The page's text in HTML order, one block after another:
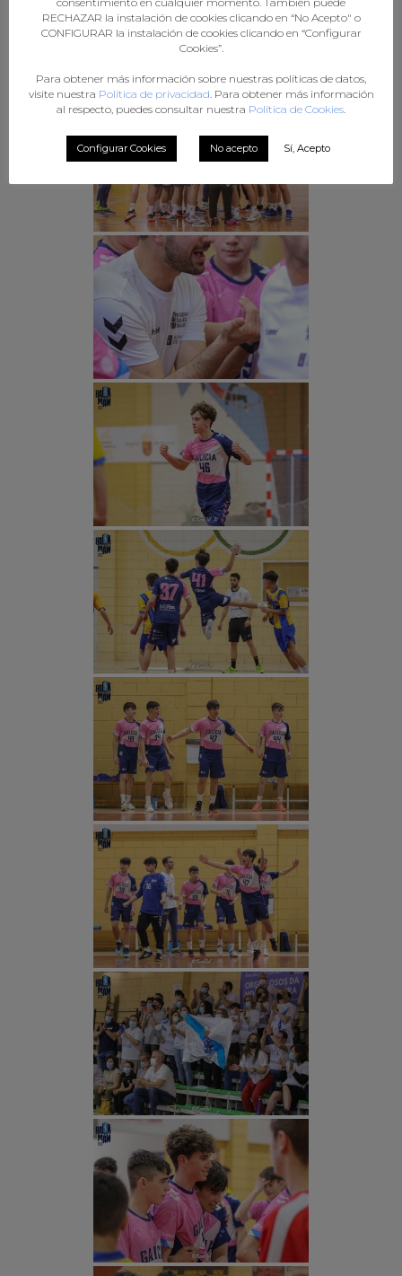
RECHAZAR la instalación de cookies clicando en “No Acepto" o
CONFIGURAR la instalación de cookies clicando en “Configurar
Cookies”.
Para obtener más información sobre nuestras políticas de datos,
visite nuestra Política de privacidad . Para obtener más información
al respecto, puedes consultar nuestra Política de Cookies
Configurar Cookies No acepto Sí, Acepto